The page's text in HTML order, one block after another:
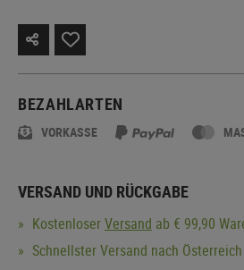
BEZAHLARTEN
VORKASSE
VERSAND UND RÜCKGABE
KostenloserVersand ab € 99,90
Schnellster Versand nach Österreich